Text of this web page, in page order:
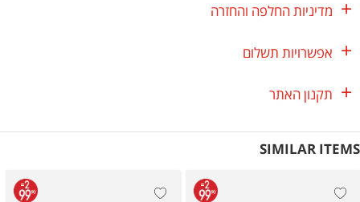
מדיניות החלפה והחזרה
אפשרויות תשלום
תקנון האתר
SIMILAR ITEMS